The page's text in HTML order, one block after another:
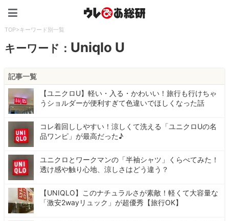
TOP>キーワード別一覧
キーワード： Uniqlo U
記事一覧
【ユニクロU】軽い・入る・かわいい！旅行も行けちゃ
うショルダーが便利すぎて色違いでほしくなった話
コレ着回ししやすい！涼しくて洗える「ユニクロUの名
品ワンピ」が最高だった♪
ユニクロとワークマンの「半袖シャツ」くらべてみた！
透け感や触り心地、涼しさはどう違う？
【UNIQLO】このナチュラルさが素敵！軽くて大容量な
「激安2wayリュック」が超優秀【旅行OK】